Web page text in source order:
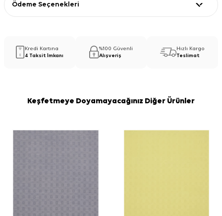
Ödeme Seçenekleri
Kredi Kartına
4 Taksit İmkanı
%100 Güvenli
Alışveriş
Hızlı Kargo
Teslimat
Keşfetmeye Doyamayacağınız Diğer Ürünler